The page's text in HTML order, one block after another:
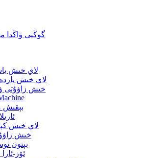
لاي خىش
لاي خىش
خىش زاۋۇتى
بېقىش
لاي خىش
خىش
بېتون
ئۆز-